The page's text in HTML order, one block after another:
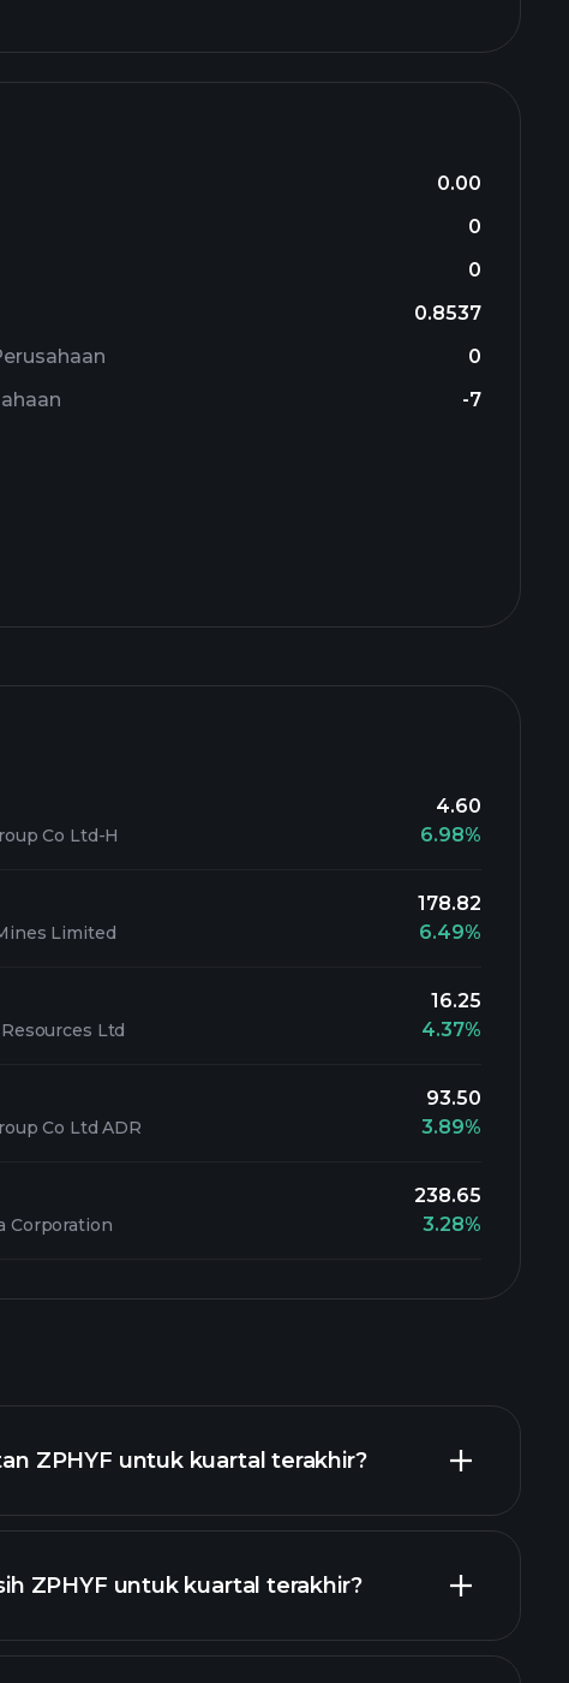
0.00
0
0
0.8537
0
-7
Co Ltd-H
4.60
6.98%
Limited
178.82
6.49%
Ltd
16.25
4.37%
Co Ltd ADR
93.50
3.89%
Corporation
238.65
3.28%
ZPHYF untuk kuartal terakhir?
laporan keuangan
ZPHYF untuk kuartal terakhir?